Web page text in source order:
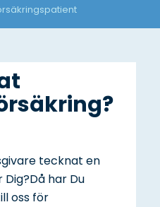
tecknat en
har Du
oss för